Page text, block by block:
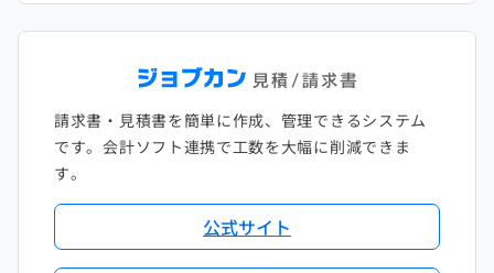
請求書・見積書を簡単に作成、管理できるシステム
です。会計ソフト連携で工数を大幅に削減できま
す。
公式サイト